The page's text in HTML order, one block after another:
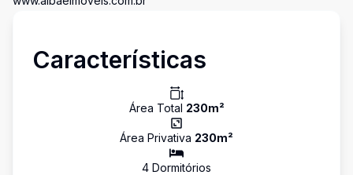
Características
Área Total 230m²
Área Privativa 230m²
4 Dormitórios